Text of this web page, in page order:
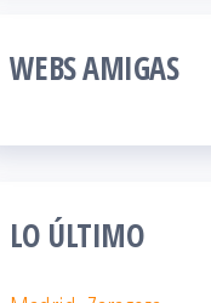
WEBS AMIGAS
LO ÚLTIMO